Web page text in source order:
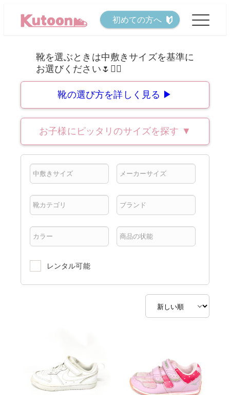
初めての方へ
靴の選び方を詳しく見る ▶
お子様にピッタリのサイズを探す ▼
レンタル可能